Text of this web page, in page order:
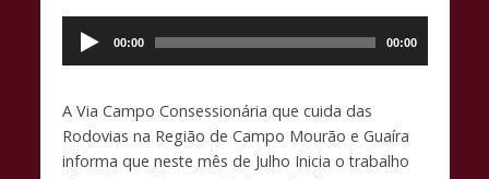
e
b
o
o
at
s
A
p
p
y
Li
n
Tocador
áudio
00:00 00:00
A Via Campo Consessionária que cuida das
Rodovias na Região de Campo Mourão e Guaíra
informa que neste mês de Julho Inicia o trabalho